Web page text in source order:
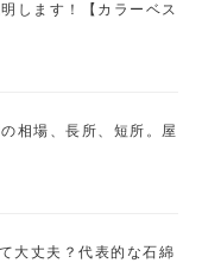
します！【カラーベス
相場、長所、短所。屋
大丈夫？代表的な石綿